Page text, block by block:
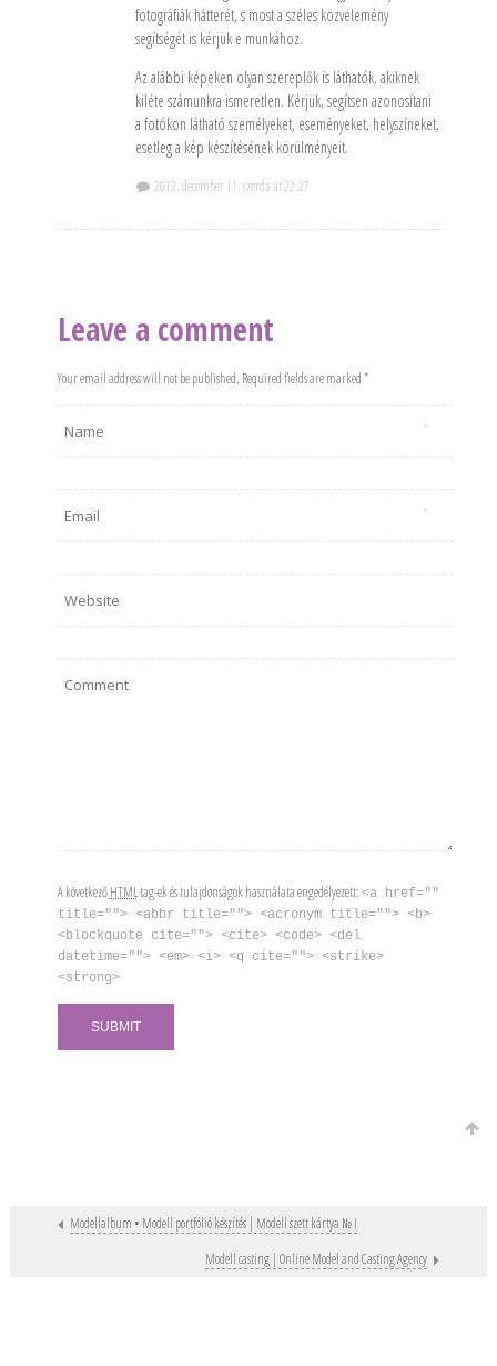
fotográfiák hátterét, s most a széles közvélemény
segítségét is kérjük e munkához.
Az alábbi képeken olyan szereplők is láthatók, akiknek
kiléte számunkra ismeretlen. Kérjük, segítsen azonosítani
a fotókon látható személyeket, eseményeket, helyszíneket,
esetleg a kép készítésének körülményeit.
2013. december 11. szerda at 22:27
Leave a comment
Your email address will not be published. Required fields are marked *
A következőHTMLtag-ek és tulajdonságok használata engedélyezett: <a href=""
title=""> <abbr title=""> <acronym title=""> <b>
<blockquote cite=""> <cite> <code> <del
datetime=""> <em> <i> <q cite=""> <strike>
<strong>
Post navigation
Modellalbum • Modell portfólió készítés | Modell szett kártya № I
Modell casting | Online Model and Casting Agency